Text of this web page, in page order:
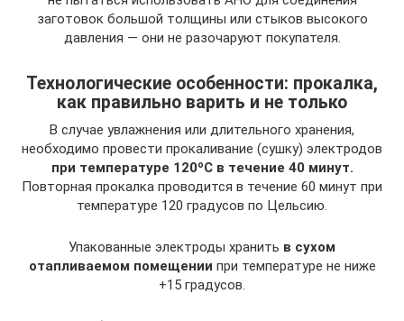
заготовок большой толщины или стыков высокого
давления — они не разочаруют покупателя.
Технологические особенности: прокалка,
как правильно варить и не только
В случае увлажнения или длительного хранения,
необходимо провести прокаливание (сушку) электродов
при температуре 120ºС в течение 40 минут.
Повторная прокалка проводится в течение 60 минут при
температуре 120 градусов по Цельсию.
Упакованные электроды хранить в сухом
отапливаемом помещении при температуре не ниже
+15 градусов.